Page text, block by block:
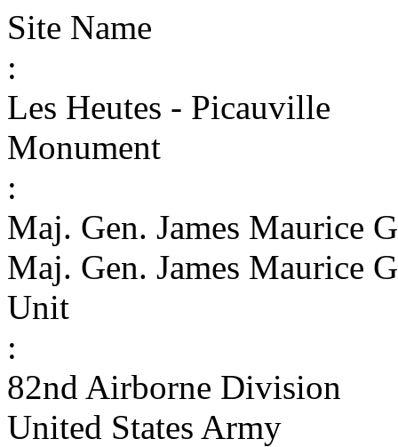
Site Name
:
Les Heutes - Picauville
Monument
:
Maj. Gen. James Maurice
Maj. Gen. James Maurice
Unit
:
82nd Airborne Division
United States Army